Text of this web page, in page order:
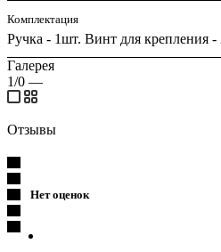
Комплектация
Ручка - 1шт. Винт для крепления -
Галерея
1/0 —
Отзывы
Нет оценок